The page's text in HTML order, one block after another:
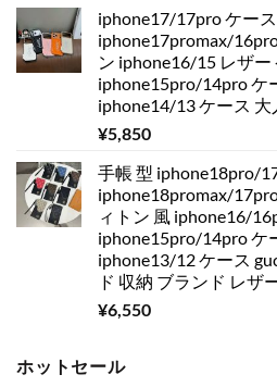
iphone17/17pro ケー
iphone17promax/
ン iphone16/15 レザー
iphone15pro/14pro ケ
iphone14/13 ケース
¥5,850
手帳 型 iphone18pro/
iphone18promax/
ィトン 風 iphone16/
iphone15pro/14pro ケ
iphone13/12 ケース
ド 収納 ブランド レザ
¥6,550
ホットセール